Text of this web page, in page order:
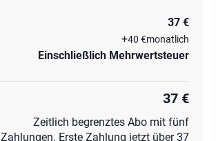
37 €
+40 €monatlich
Einschließlich Mehrwertsteuer
37 €
Zeitlich begrenztes Abo mit fünf
Zahlungen. Erste Zahlung jetzt über 37